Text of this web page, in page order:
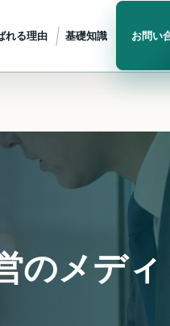
れる理由 基礎知識 お問い
のメディ